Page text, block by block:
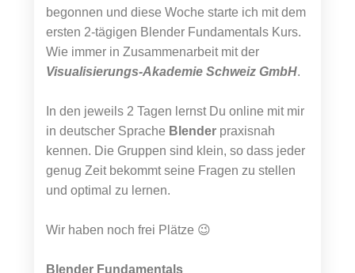
begonnen und diese Woche starte ich mit dem
ersten 2-tägigen Blender Fundamentals Kurs.
Wie immer in Zusammenarbeit mit der
Visualisierungs-Akademie Schweiz GmbH.
In den jeweils 2 Tagen lernst Du online mit mir
in deutscher Sprache Blenderpraxisnah
kennen. Die Gruppen sind klein, so dass jeder
genug Zeit bekommt seine Fragen zu stellen
und optimal zu lernen.
Wir haben noch frei Plätze 😉
Blender Fundamentals